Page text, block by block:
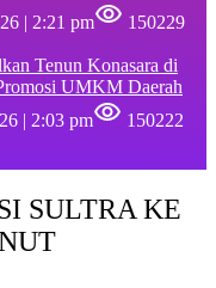
| 2:21 pm
150229
Tenun Konasara di
UMKM Daerah
| 2:03 pm 150222
SULTRA KE